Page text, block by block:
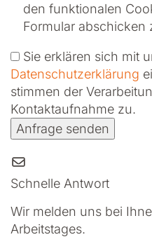
den funktionalen
Formular abschicken
Sie erklären sich mit
Datenschutzerklärung
stimmen der
Kontaktaufnahme zu.
Anfrage senden
Schnelle Antwort
Wir melden uns bei
Arbeitstages.